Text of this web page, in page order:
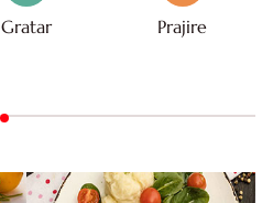
Gratar Prajire